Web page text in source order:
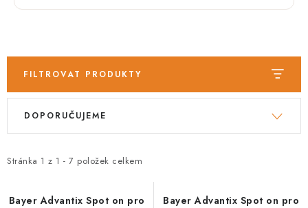
VÝMĚNA, VRÁCENÍ A REKLAMACE
Výměna, vrácení a reklamace
Podmínky ochrany osobních údajů
Zásady použivání souboru cookies
FAQ
FILTROVAT PRODUKTY
V
i
p
Stránka 1 z 1 - 7 položek celkem
Ř
e
í
DOPORUČUJEME
Bayer Advantix Spot on pro Bayer Advantix Spot on pro